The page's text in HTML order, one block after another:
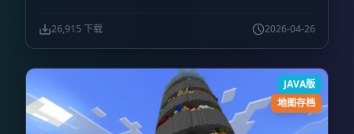
深度，请准备好充足的时间沉浸其中。
终极目标：逃离
这段剧情发生的诡异之地，活着返回“平田站”。
操作）。
影包进行游玩。 关于材质包的使用，请将下载后的ZIP压
缩文件解压，并正确放入游戏的材质包文件夹中。
材，凝聚了制作团队的心血。请尊重创作者的劳动成果，
切勿擅自修改、提取或拷贝用于其他用途。
26,915 下载 2026-04-26
JAVA版
地图存档